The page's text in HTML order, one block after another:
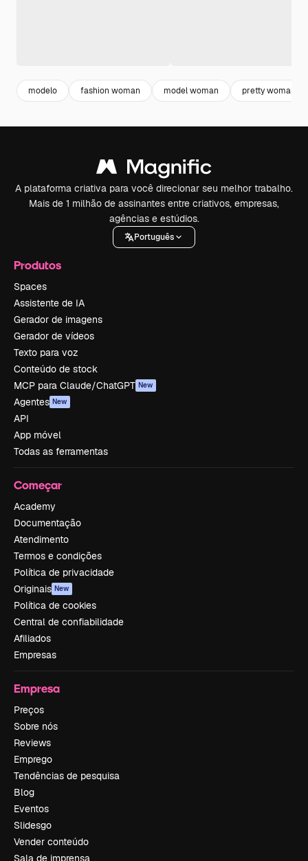
modelo fashion woman model woman pretty woman
A plataforma criativa para você direcionar seu melhor trabalho.
Mais de 1 milhão de assinantes entre criativos, empresas,
agências e estúdios.
Português
Produtos
Spaces
Assistente de IA
Gerador de imagens
Gerador de vídeos
Texto para voz
Conteúdo de stock
MCP para Claude/ChatGPT New
Agentes New
API
App móvel
Todas as ferramentas
Começar
Academy
Documentação
Atendimento
Termos e condições
Política de privacidade
Originais New
Política de cookies
Central de confiabilidade
Afiliados
Empresas
Empresa
Preços
Sobre nós
Reviews
Emprego
Tendências de pesquisa
Blog
Eventos
Slidesgo
Vender conteúdo
Sala de imprensa